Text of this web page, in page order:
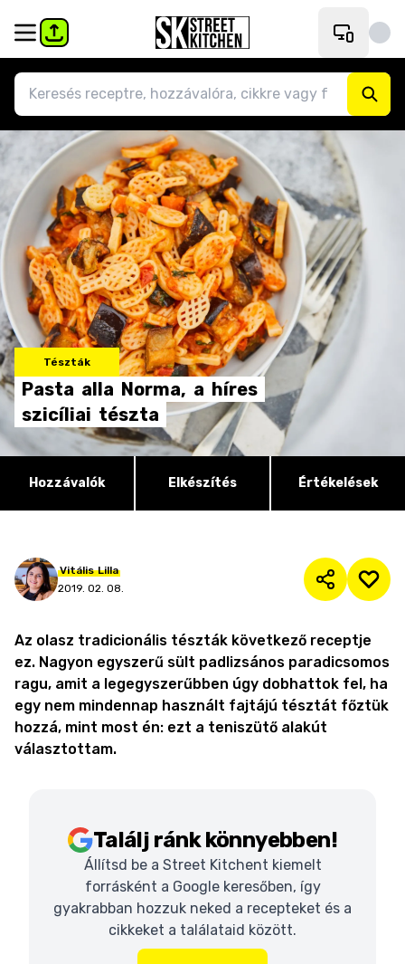
Tészták
Pasta alla Norma, a híres
szicíliai tészta
Hozzávalók Elkészítés Értékelések
Vitális Lilla
2019. 02. 08.
Az olasz tradicionális tészták következő receptje
ez. Nagyon egyszerű sült padlizsános paradicsomos
ragu, amit a legegyszerűbben úgy dobhattok fel, ha
egy nem mindennap használt fajtájú tésztát főztük
hozzá, mint most én: ezt a teniszütő alakút
választottam.
Találj ránk könnyebben!
Állítsd be a Street Kitchent kiemelt
forrásként a Google keresőben, így
gyakrabban hozzuk neked a recepteket és a
cikkeket a találataid között.